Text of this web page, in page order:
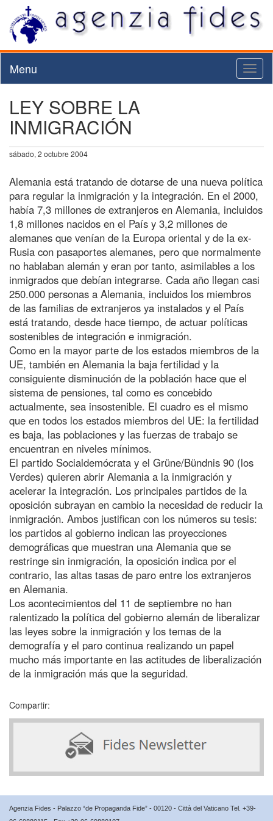
Menu
LEY SOBRE LA
INMIGRACIÓN
sábado, 2 octubre 2004
Alemania está tratando de dotarse de una nueva política
para regular la inmigración y la integración. En el 2000,
había 7,3 millones de extranjeros en Alemania, incluidos
1,8 millones nacidos en el País y 3,2 millones de
alemanes que venían de la Europa oriental y de la ex-
Rusia con pasaportes alemanes, pero que normalmente
no hablaban alemán y eran por tanto, asimilables a los
inmigrados que debían integrarse. Cada año llegan casi
250.000 personas a Alemania, incluidos los miembros
de las familias de extranjeros ya instalados y el País
está tratando, desde hace tiempo, de actuar políticas
sostenibles de integración e inmigración.
Como en la mayor parte de los estados miembros de la
UE, también en Alemania la baja fertilidad y la
consiguiente disminución de la población hace que el
sistema de pensiones, tal como es concebido
actualmente, sea insostenible. El cuadro es el mismo
que en todos los estados miembros del UE: la fertilidad
es baja, las poblaciones y las fuerzas de trabajo se
encuentran en niveles mínimos.
El partido Socialdemócrata y el Grüne/Bündnis 90 (los
Verdes) quieren abrir Alemania a la inmigración y
acelerar la integración. Los principales partidos de la
oposición subrayan en cambio la necesidad de reducir la
inmigración. Ambos justifican con los números su tesis:
los partidos al gobierno indican las proyecciones
demográficas que muestran una Alemania que se
restringe sin inmigración, la oposición indica por el
contrario, las altas tasas de paro entre los extranjeros
en Alemania.
Los acontecimientos del 11 de septiembre no han
ralentizado la política del gobierno alemán de liberalizar
las leyes sobre la inmigración y los temas de la
demografía y el paro continua realizando un papel
mucho más importante en las actitudes de liberalización
de la inmigración más que la seguridad.
Compartir:
Agenzia Fides - Palazzo “de Propaganda Fide” - 00120 - Città del Vaticano Tel. +39-